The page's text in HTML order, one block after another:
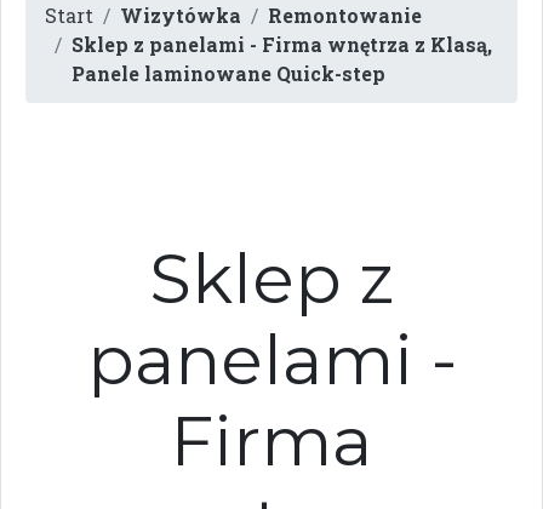
Start Wizytówka
Remontowanie
Sklep z panelami - Firma wnętrza z Klasą,
Panele laminowane Quick-step
Sklep z
panelami -
Firma